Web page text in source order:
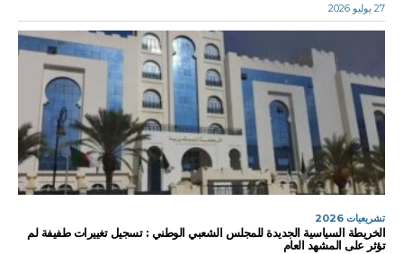
27 يوليو 2026
تشريعيات 2026
الخريطة السياسية الجديدة للمجلس الشعبي الوطني : تسجيل تغييرات طفيفة لم
تؤثر على المشهد العام